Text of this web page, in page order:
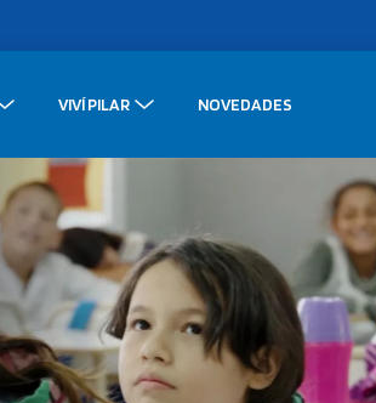
VIVÍ PILAR NOVEDADES